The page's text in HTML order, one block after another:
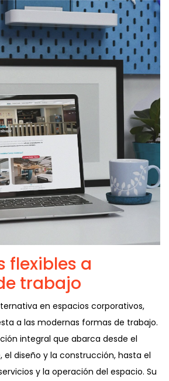
flexibles a
trabajo
en espacios corporativos,
a las modernas formas de trabajo.
integral que abarca desde el
el diseño y la construcción, hasta el
y la operación del espacio. Su